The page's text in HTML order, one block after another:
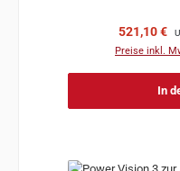
521,10 €
Preise inkl.
In